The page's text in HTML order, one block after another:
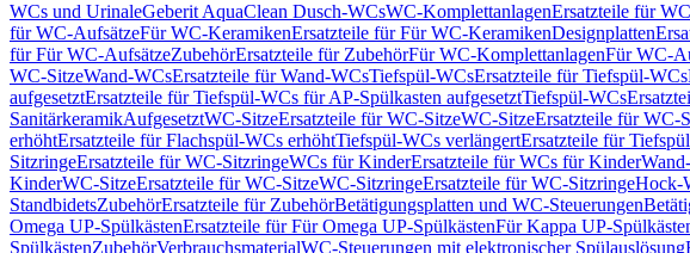
WCs und UrinaleGeberit AquaClean Dusch-WCsWC-KomplettanlagenErsatzteile für
für WC-AufsätzeFür WC-KeramikenErsatzteile für Für WC-KeramikenDesignplatten
für Für WC-AufsätzeZubehörErsatzteile für ZubehörFür WC-KomplettanlagenFür WC-
WC-SitzeWand-WCsErsatzteile für Wand-WCsTiefspül-WCsErsatzteile für Tiefspül-WCs
aufgesetztErsatzteile für Tiefspül-WCs für AP-Spülkasten aufgesetztTiefspül-WCs
SanitärkeramikAufgesetztWC-SitzeErsatzteile für WC-SitzeWC-SitzeErsatzteile für WC-
erhöhtErsatzteile für Flachspül-WCs erhöhtTiefspül-WCs verlängertErsatzteile für
SitzringeErsatzteile für WC-SitzringeWCs für KinderErsatzteile für WCs für Kinder
KinderWC-SitzeErsatzteile für WC-SitzeWC-SitzringeErsatzteile für WC-SitzringeHock-
StandbidetsZubehörErsatzteile für ZubehörBetätigungsplatten und WC-Steuerungen
Omega UP-SpülkästenErsatzteile für Für Omega UP-SpülkästenFür Kappa UP-
SpülkästenZubehörVerbrauchsmaterialWC-Steuerungen mit elektronischer Spülauslösung